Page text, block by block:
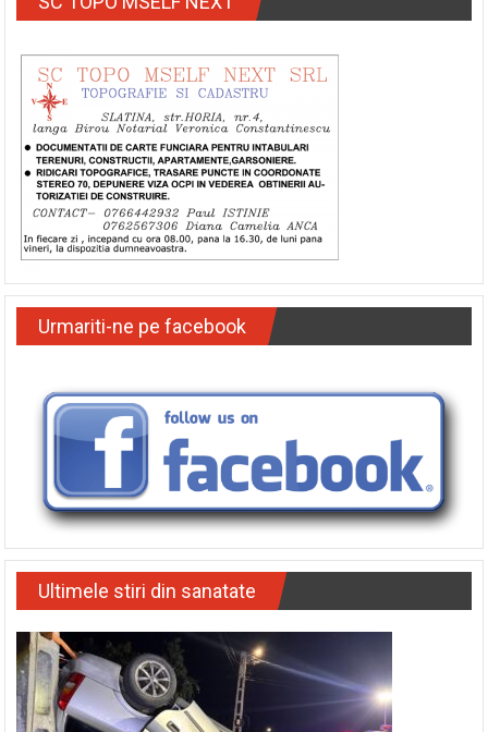
Urmariti-ne pe facebook
Ultimele stiri din sanatate